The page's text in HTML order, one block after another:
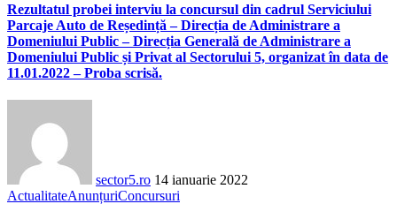
Rezultatul probei interviu la concursul din cadrul Serviciului
Parcaje Auto de Reședință – Direcția de Administrare a
Domeniului Public – Direcția Generală de Administrare a
Domeniului Public și Privat al Sectorului 5, organizat în data de
11.01.2022 – Proba scrisă.
sector5.ro 14 ianuarie 2022
ActualitateAnunțuriConcursuri